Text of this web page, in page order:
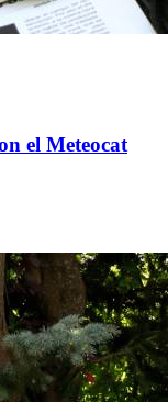
el Meteocat